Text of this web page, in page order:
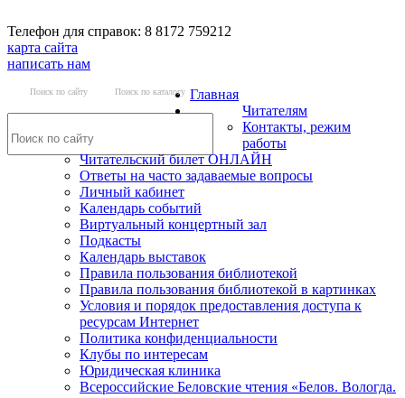
Телефон для справок: 8 8172 759212
карта сайта
написать нам
Поиск по сайту Поиск по каталогу Главная
Читателям
Контакты, режим
работы
Читательский билет ОНЛАЙН
Ответы на часто задаваемые вопросы
Личный кабинет
Календарь событий
Виртуальный концертный зал
Подкасты
Календарь выставок
Правила пользования библиотекой
Правила пользования библиотекой в картинках
Условия и порядок предоставления доступа к
ресурсам Интернет
Политика конфиденциальности
Клубы по интересам
Юридическая клиника
Всероссийские Беловские чтения «Белов. Вологда.